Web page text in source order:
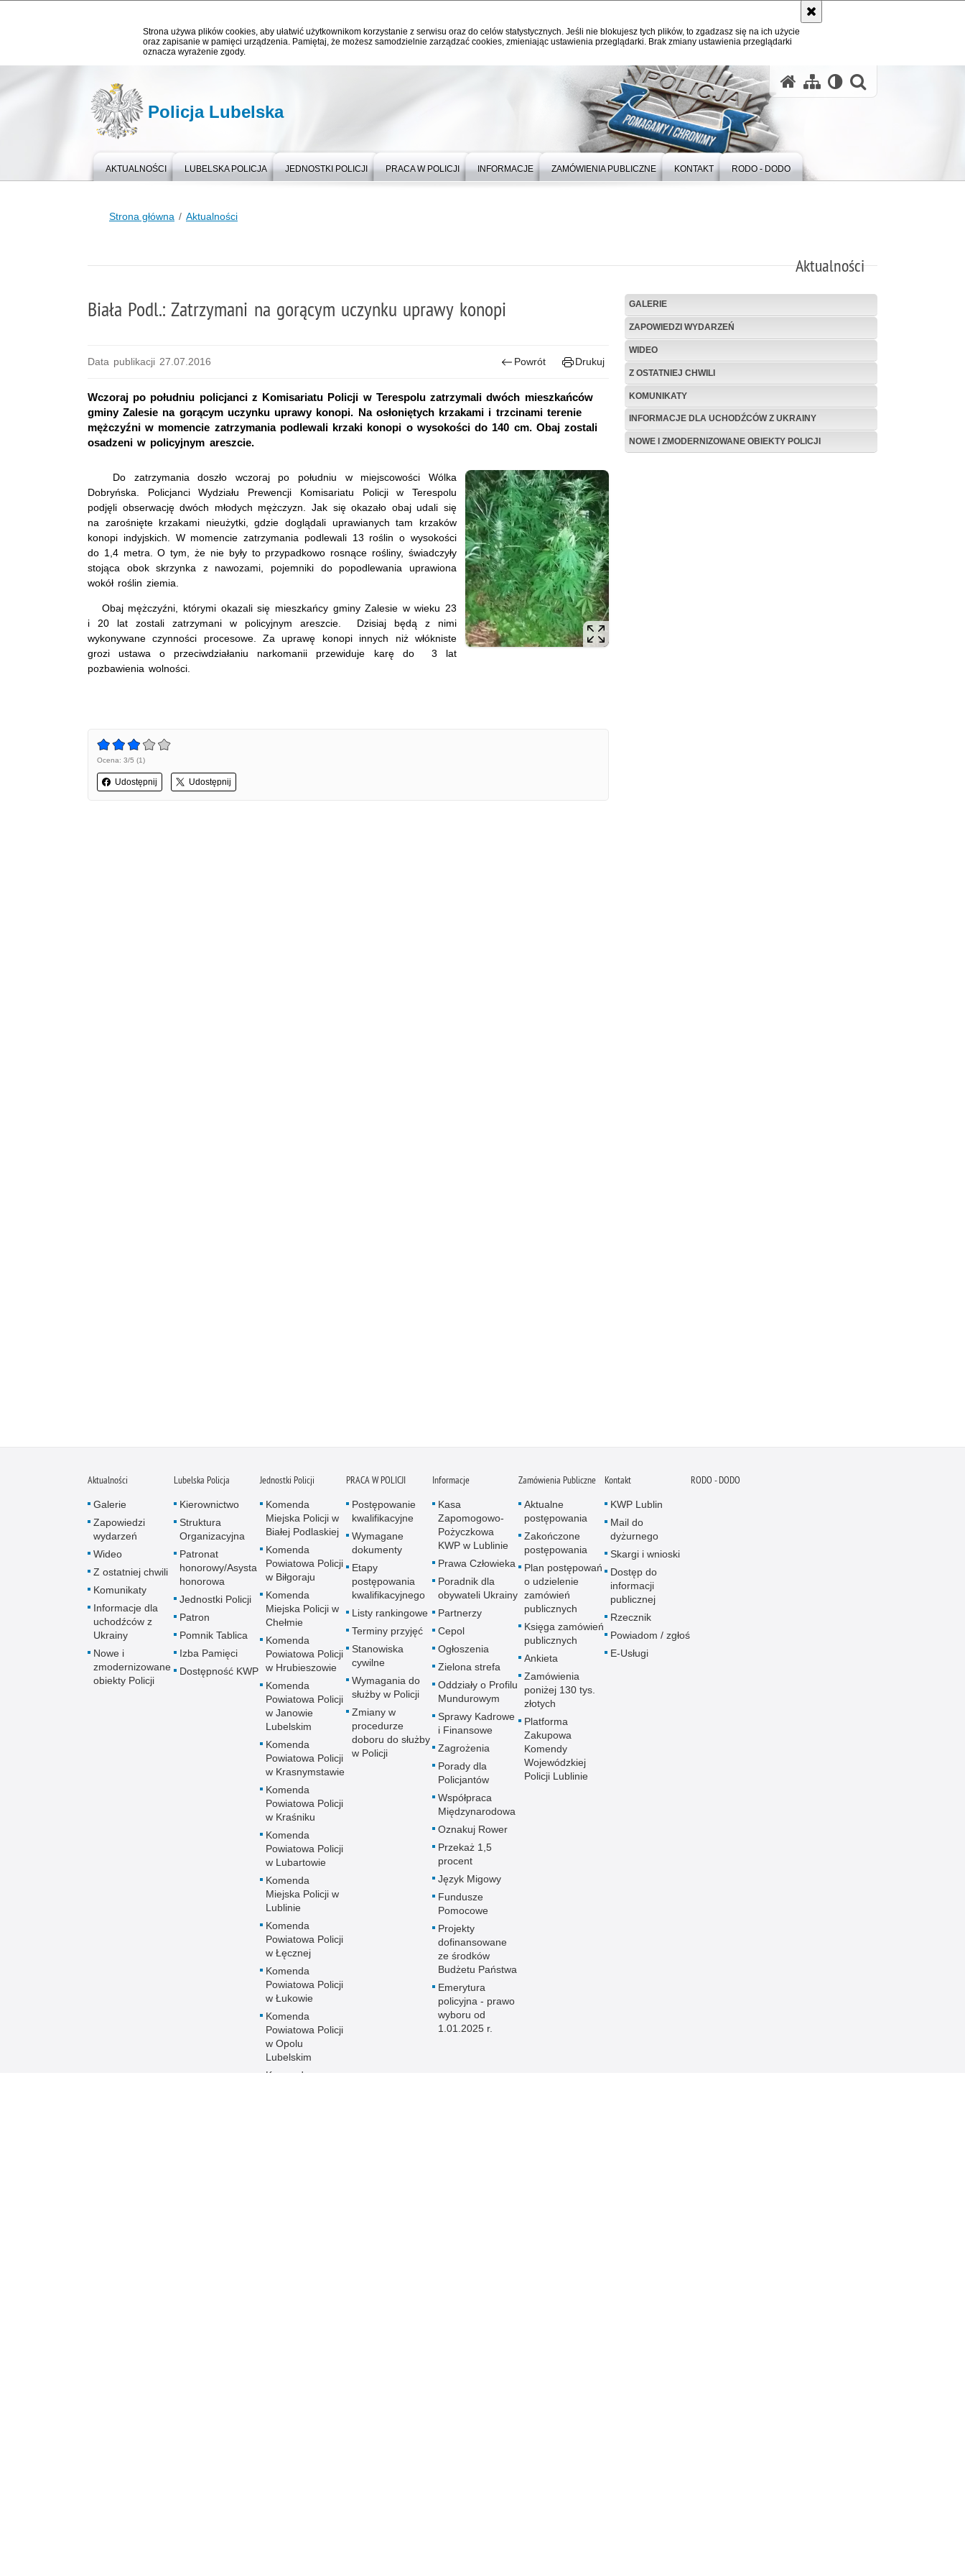
Strona używa plików cookies, aby ułatwić użytkownikom korzystanie z serwisu oraz do celów statystycznych. Jeśli nie blokujesz tych plików, to zgadzasz się na ich użycie
oraz zapisanie w pamięci urządzenia. Pamiętaj, że możesz samodzielnie zarządzać cookies, zmieniając ustawienia przeglądarki. Brak zmiany ustawienia przeglądarki
oznacza wyrażenie zgody.
Policja Lubelska
AKTUALNOŚCI LUBELSKA POLICJA JEDNOSTKI POLICJI PRACA W POLICJI INFORMACJE ZAMÓWIENIA PUBLICZNE KONTAKT RODO - DODO
Strona główna Aktualności
Aktualności
Biała Podl.: Zatrzymani na gorącym uczynku uprawy konopi
Data publikacji 27.07.2016 Powrót Drukuj
Wczoraj po południu policjanci z Komisariatu Policji w Terespolu zatrzymali dwóch mieszkańców
gminy Zalesie na gorącym uczynku uprawy konopi. Na osłoniętych krzakami i trzcinami terenie
mężczyźni w momencie zatrzymania podlewali krzaki konopi o wysokości do 140 cm. Obaj zostali
osadzeni w policyjnym areszcie.
Do zatrzymania doszło wczoraj po południu w miejscowości Wólka
Dobryńska. Policjanci Wydziału Prewencji Komisariatu Policji w Terespolu
podjęli obserwację dwóch młodych mężczyzn. Jak się okazało obaj udali się
na zarośnięte krzakami nieużytki, gdzie doglądali uprawianych tam krzaków
konopi indyjskich. W momencie zatrzymania podlewali 13 roślin o wysokości
do 1,4 metra. O tym, że nie były to przypadkowo rosnące rośliny, świadczyły
stojąca obok skrzynka z nawozami, pojemniki do popodlewania uprawiona
wokół roślin ziemia.
Obaj mężczyźni, którymi okazali się mieszkańcy gminy Zalesie w wieku 23
i 20 lat zostali zatrzymani w policyjnym areszcie. Dzisiaj będą z nimi
wykonywane czynności procesowe. Za uprawę konopi innych niż włókniste
grozi ustawa o przeciwdziałaniu narkomanii przewiduje karę do 3 lat
pozbawienia wolności.
Ocena: 3/5 (1)
Udostępnij Udostępnij
GALERIE
ZAPOWIEDZI WYDARZEŃ
WIDEO
Z OSTATNIEJ CHWILI
KOMUNIKATY
INFORMACJE DLA UCHODŹCÓW Z UKRAINY
NOWE I ZMODERNIZOWANE OBIEKTY POLICJI
Aktualności
Galerie
Zapowiedzi
wydarzeń
Wideo
Z ostatniej chwili
Komunikaty
Informacje dla
uchodźców z
Ukrainy
Nowe i
zmodernizowane
obiekty Policji
Lubelska Policja
Kierownictwo
Struktura
Organizacyjna
Patronat
honorowy/Asysta
honorowa
Jednostki Policji
Patron
Pomnik Tablica
Izba Pamięci
Dostępność KWP
Jednostki Policji
Komenda
Miejska Policji w
Białej Podlaskiej
Komenda
Powiatowa Policji
w Biłgoraju
Komenda
Miejska Policji w
Chełmie
Komenda
Powiatowa Policji
w Hrubieszowie
Komenda
Powiatowa Policji
w Janowie
Lubelskim
Komenda
Powiatowa Policji
w Krasnymstawie
Komenda
Powiatowa Policji
w Kraśniku
Komenda
Powiatowa Policji
w Lubartowie
Komenda
Miejska Policji w
Lublinie
Komenda
Powiatowa Policji
w Łęcznej
Komenda
Powiatowa Policji
w Łukowie
Komenda
Powiatowa Policji
w Opolu
Lubelskim
Komenda
PRACA W POLICJI
Postępowanie
kwalifikacyjne
Wymagane
dokumenty
Etapy
postępowania
kwalifikacyjnego
Listy rankingowe
Terminy przyjęć
Stanowiska
cywilne
Wymagania do
służby w Policji
Zmiany w
procedurze
doboru do służby
w Policji
Informacje
Kasa
Zapomogowo-
Pożyczkowa
KWP w Lublinie
Prawa Człowieka
Poradnik dla
obywateli Ukrainy
Partnerzy
Cepol
Ogłoszenia
Zielona strefa
Oddziały o Profilu
Mundurowym
Sprawy Kadrowe
i Finansowe
Zagrożenia
Porady dla
Policjantów
Współpraca
Międzynarodowa
Oznakuj Rower
Przekaż 1,5
procent
Język Migowy
Fundusze
Pomocowe
Projekty
dofinansowane
ze środków
Budżetu Państwa
Emerytura
policyjna - prawo
wyboru od
1.01.2025 r.
Zamówienia Publiczne
Aktualne
postępowania
Zakończone
postępowania
Plan postępowań
o udzielenie
zamówień
publicznych
Księga zamówień
publicznych
Ankieta
Zamówienia
poniżej 130 tys.
złotych
Platforma
Zakupowa
Komendy
Wojewódzkiej
Policji Lublinie
Kontakt
KWP Lublin
Mail do
dyżurnego
Skargi i wnioski
Dostęp do
informacji
publicznej
Rzecznik
Powiadom / zgłoś
E-Usługi
RODO - DODO